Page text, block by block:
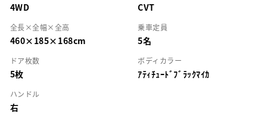
4WD CVT
全長×全幅×全高
460×185×168cm
乗車定員
5名
ドア枚数
5枚
ボディカラー
ｱﾃｨﾁｭｰﾄﾞﾌﾞﾗｯｸﾏｲｶ
ハンドル
右